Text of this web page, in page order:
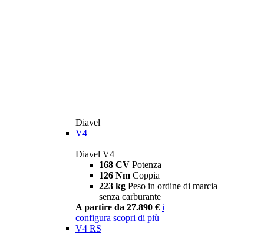
Diavel
V4
Diavel V4
168 CV Potenza
126 Nm Coppia
223 kg Peso in ordine di marcia
senza carburante
A partire da 27.890 € i
configura scopri di più
V4 RS